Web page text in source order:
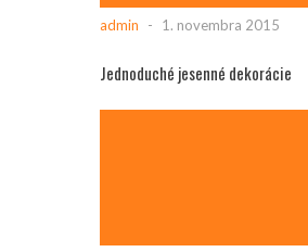
admin - 1. novembra 2015
Jednoduché jesenné dekorácie